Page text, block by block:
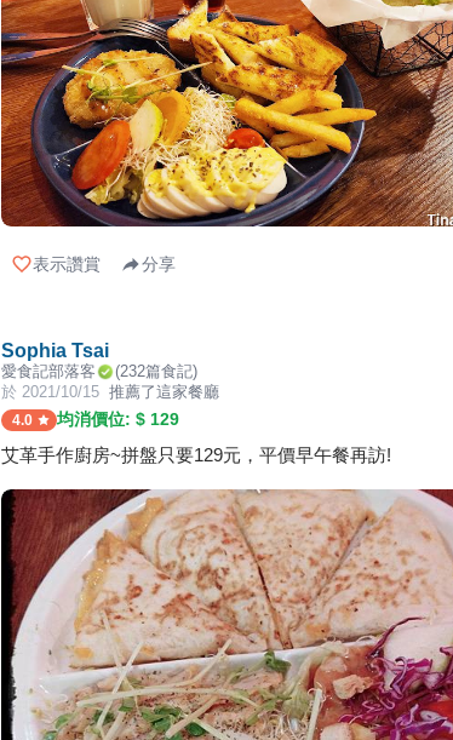
表示讚賞 分享
Sophia Tsai
愛食記部落客 (232篇食記)
於 2021/10/15 推薦了這家餐廳
4.0 均消價位: $ 129
艾革手作廚房~拼盤只要129元，平價早午餐再訪!